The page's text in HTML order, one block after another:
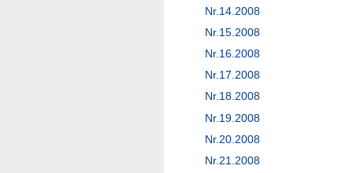
Nr.14.2008
Nr.15.2008
Nr.16.2008
Nr.17.2008
Nr.18.2008
Nr.19.2008
Nr.20.2008
Nr.21.2008